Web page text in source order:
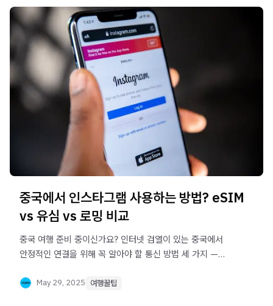
중국에서 인스타그램 사용하는 방법? eSIM
vs 유심 vs 로밍 비교
중국 여행 준비 중이신가요? 인터넷 검열이 있는 중국에서
안정적인 연결을 위해 꼭 알아야 할 통신 방법 세 가지 —
VPN 여부까지 꼼꼼히 정리해드려요. 본인에게 딱 맞는
May 29, 2025 여행꿀팁